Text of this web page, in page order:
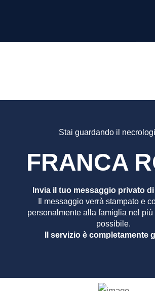
Stai guardando il
FRANCA
Invia il tuo messaggio privato
Il messaggio verrà stampato e
personalmente alla famiglia nel più
possibile.
Il servizio è completamente